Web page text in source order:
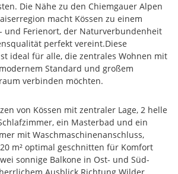
Die Nähe zu den Chiemgauer Alpen
macht Kössen zu einem
und Ferienort, der Naturverbundenheit
perfekt vereint.Diese
ideal für alle, die zentrales Wohnen mit
Standard und großem
verbinden möchten.
von Kössen mit zentraler Lage, 2 helle
ein Masterbad und ein
mit Waschmaschinenanschluss,
m² optimal geschnitten für Komfort
sonnige Balkone in Ost- und Süd-